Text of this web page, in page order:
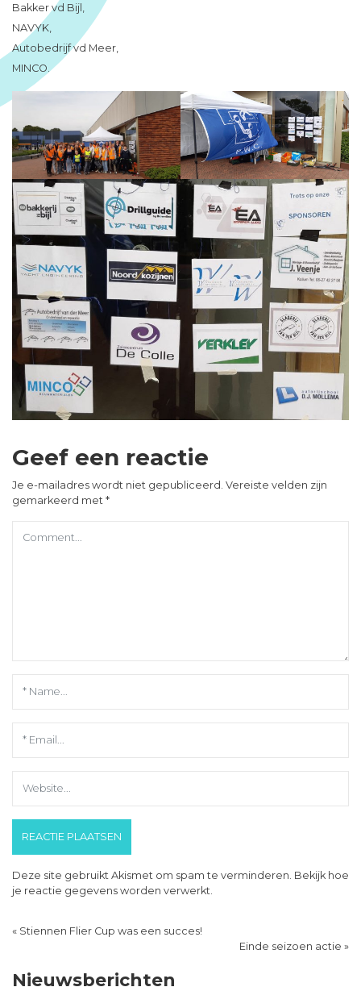
Bakker vd Bijl,
NAVYK,
Autobedrijf vd Meer,
MINCO.
Geef een reactie
Je e-mailadres wordt niet gepubliceerd. Vereiste velden zijn
gemarkeerd met *
Deze site gebruikt Akismet om spam te verminderen. Bekijk hoe
je reactie gegevens worden verwerkt
« Stiennen Flier Cup was een succes!
Einde seizoen actie »
Nieuwsberichten